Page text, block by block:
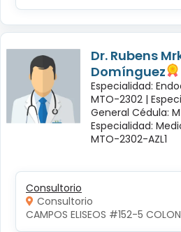
Dr. Rubens
Domínguez
Especialidad:
MTO-2302 |
General Cédula:
Especialidad:
MTO-2302-AZL1
Consultorio
Consultorio
CAMPOS ELISEOS #152-5